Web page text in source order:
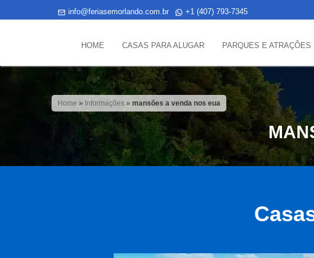
info@feriasemorlando.com.br +1 (407) 793-7345
HOME CASAS PARA ALUGAR PARQUES E ATRAÇÕES
Home » Informações »mansões a venda nos eua